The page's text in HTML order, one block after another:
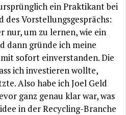
ein Praktikant bei
des Vorstellungsgesprächs:
nur, um zu lernen, wie ein
dann gründe ich meine
sofort einverstanden. Die
ich investieren wollte,
Also habe ich Joel Geld
ganz genau klar war, was
in der Recycling-Branche